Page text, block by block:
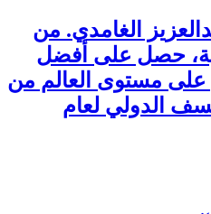
الغامدي. من
حصل على أفضل
مستوى العالم من
آيسف الدولي لعام